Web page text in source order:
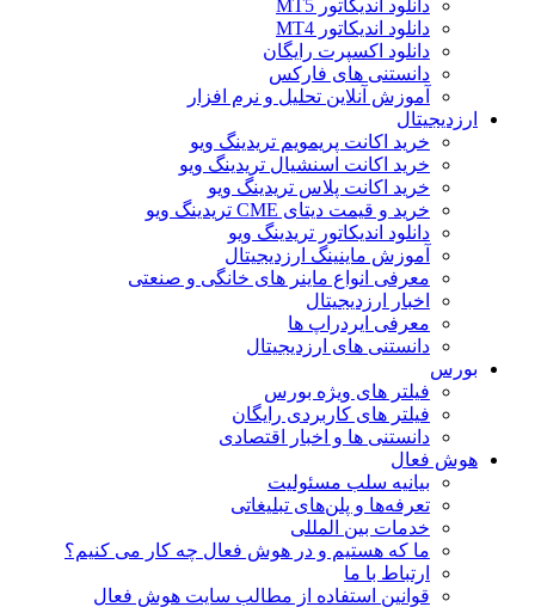
دانلود اندیکاتور MT5
دانلود اندیکاتور MT4
دانلود اکسپرت رایگان
دانستنی های فارکس
آموزش آنلاین تحلیل و نرم افزار
ارزدیجیتال
خرید اکانت پریمویم تریدینگ ویو
خرید اکانت اسنشیال تریدینگ ویو
خرید اکانت پلاس تریدینگ ویو
خرید و قیمت دیتای CME تریدینگ ویو
دانلود اندیکاتور تریدینگ ویو
آموزش ماینینگ ارزدیجیتال
معرفی انواع ماینر های خانگی و صنعتی
اخبار ارزدیجیتال
معرفی ایردراپ ها
دانستنی های ارزدیجیتال
بورس
فیلتر های ویژه بورس
فیلتر های کاربردی رایگان
دانستنی ها و اخبار اقتصادی
هوش فعال
بیانیه سلب مسئولیت
تعرفه‌ها و پلن‌های تبلیغاتی
خدمات بین المللی
ما که هستیم و در هوش فعال چه کار می کنیم؟
ارتباط با ما
قوانین استفاده از مطالب سایت هوش فعال